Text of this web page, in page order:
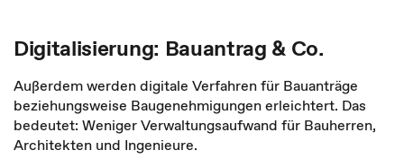
Digitalisierung: Bauantrag & Co.
Außerdem werden digitale Verfahren für Bauanträge
beziehungsweise Baugenehmigungen erleichtert. Das
bedeutet: Weniger Verwaltungsaufwand für Bauherren,
Architekten und Ingenieure.